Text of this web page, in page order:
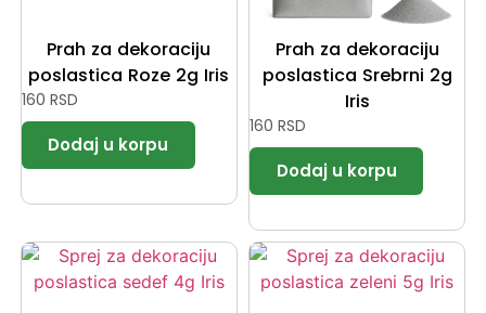
Prah za dekoraciju
poslastica Roze 2g Iris
160 RSD
Prah za dekoraciju
poslastica Srebrni 2g
Iris
160 RSD